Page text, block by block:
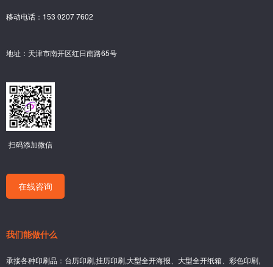
移动电话：153 0207 7602
地址：天津市南开区红日南路65号
扫码添加微信
在线咨询
我们能做什么
承接各种印刷品：台历印刷,挂历印刷,大型全开海报、大型全开纸箱、彩色印刷,